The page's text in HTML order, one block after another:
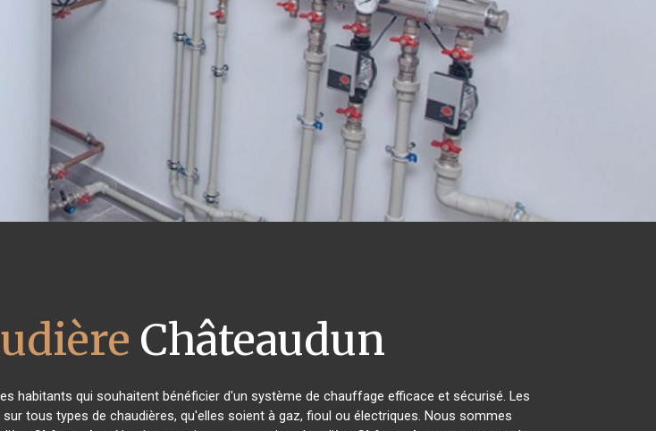
Châteaudun
habitants qui souhaitent bénéficier d'un système de chauffage efficace et sécurisé. Les
tous types de chaudières, qu'elles soient à gaz, fioul ou électriques. Nous sommes